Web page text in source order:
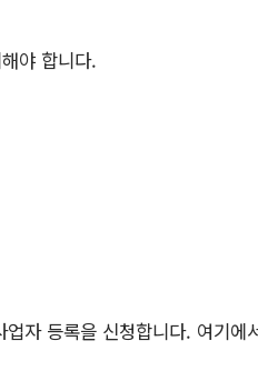
야 합니다.
자 등록을 신청합니다. 여기에